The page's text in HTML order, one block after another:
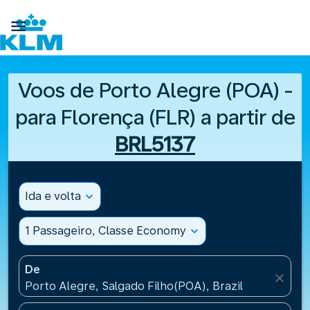

Voos de Porto Alegre (POA) -
para Florença (FLR) a partir de
BRL5137
Ida e volta expand_more
1 Passageiro, Classe Economy expand_more
De
Porto Alegre, Salgado Filho(POA), Brazil
close